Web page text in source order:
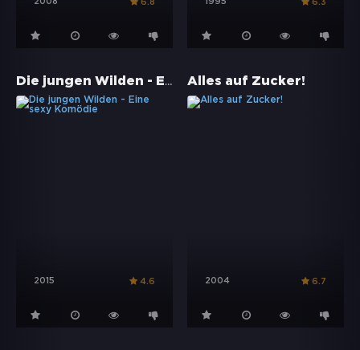
2008 6.8 1995 6.3
Die jungen Wilden - Eine sexy Komödie
2015 4.6
Alles auf Zucker!
2004 6.7